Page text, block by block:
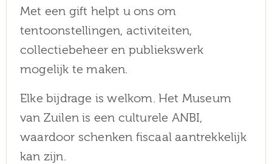
Met een gift helpt u ons om
tentoonstellingen, activiteiten,
collectiebeheer en publiekswerk
mogelijk te maken.
Elke bijdrage is welkom. Het Museum
van Zuilen is een culturele ANBI,
waardoor schenken fiscaal aantrekkelijk
kan zijn.